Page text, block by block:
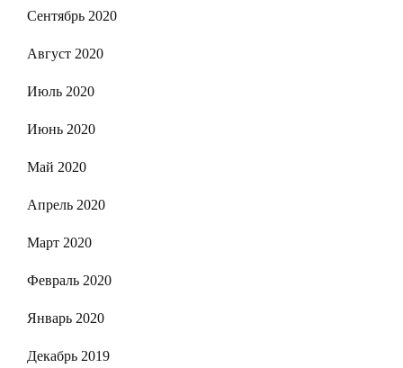
Сентябрь 2020
Август 2020
Июль 2020
Июнь 2020
Май 2020
Апрель 2020
Март 2020
Февраль 2020
Январь 2020
Декабрь 2019